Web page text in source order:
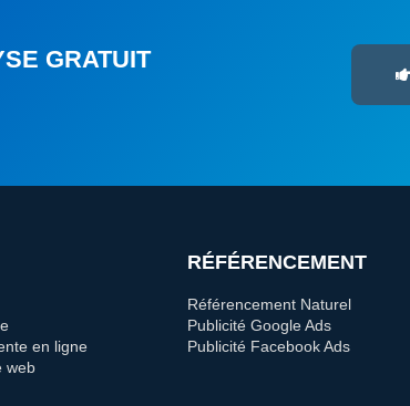
GRATUIT
en ligne
web
RÉFÉRENCEMENT
Référencement Naturel
Publicité Google Ads
Publicité Facebook Ads